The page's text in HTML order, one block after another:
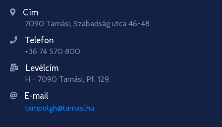
Cím
7090 Tamási, Szabadság utca 46-48.
Telefon
+36 74 570 800
Levélcím
H - 7090 Tamási, Pf. 129.
E-mail
tampolgh@tamasi.hu